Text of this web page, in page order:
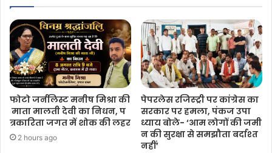
फोटो जर्नलिस्ट मनीष मिश्रा की
माता मालती देवी का निधन, प
त्रकारिता जगत में शोक की लहर
2 hours ago
पेपरलेस रजिस्ट्री पर कांग्रेस का
सरकार पर हमला, पंकज उपा
ध्याय बोले- ‘आम लोगों की जमी
न की सुरक्षा से समझौता बर्दाश्त
नहीं’